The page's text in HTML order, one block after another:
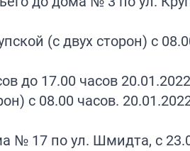
(с двух сторон) с
до 17.00 часов
с 08.00 часов.
№ 17 по ул. Шмидта, с